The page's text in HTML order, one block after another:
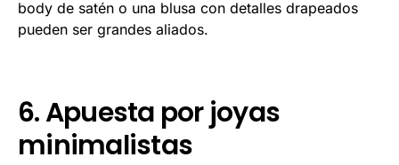
body de satén o una blusa con detalles drapeados
pueden ser grandes aliados.
6. Apuesta por joyas
minimalistas